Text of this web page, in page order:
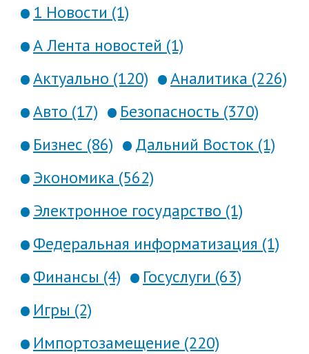
1 Новости (1)
А Лента новостей (1)
Актуально (120)
Аналитика (226)
Авто (17)
Безопасность (370)
Бизнес (86)
Дальний Восток (1)
Экономика (562)
Электронное государство (1)
Федеральная информатизация (1)
Финансы (4)
Госуслуги (63)
Игры (2)
Импортозамещение (220)